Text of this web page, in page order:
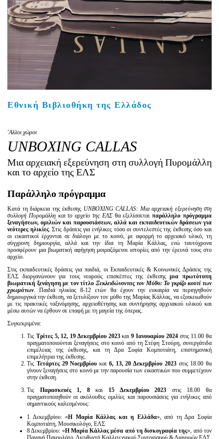
Είσοδος διαχειριστή
Εθνική Βιβλιοθήκη της Ελλάδος
'Aλλοι χώροι
UNBOXING CALLAS
Μια αρχειακή εξερεύνηση στη συλλογή Πυρομάλλη
και το αρχείο της ΕΛΣ
Παράλληλο πρόγραμμα
Κατά τη διάρκεια της έκθεσης UNBOXING CALLAS: Μια αρχειακή εξερεύνηση στη
συλλογή Πυρομάλλη και το αρχείο της ΕΛΣθα εξελίσσεταιπαράλληλο πρόγραμμα
ξεναγήσεων, ομιλιών και παρουσιάσεων, αλλά και εκπαιδευτικών δράσεων για
νεότερες ηλικίες. Στις δράσεις για ενήλικες τόσο οι συντελεστές της έκθεσης όσο και
οι εικαστικοί έρχονται σε διάλογο με το κοινό, με αφορμή το αρχειακό υλικό, τη
σύγχρονη δημιουργία, αλλά και την ίδια τη Μαρία Κάλλας, ενώ ταυτόχρονα
προσφέρουν μια βιωματική αφήγηση μοιραζόμενοι ιστορίες από την έρευνά τους στο
αρχείο.
Στις εκπαιδευτικές δράσεις για παιδιά, οι Εκπαιδευτικές & Κοινωνικές Δράσεις της
ΕΛΣ διοργανώνουν για τους νεαρούς επισκέπτες της έκθεσηςμια πρωτότυπη
βιωματική ξενάγηση με τον τίτλο Ξεκλειδώνοντας τον Μύθο: Το γκρίζο κουτί των
χρωμάτων. Παιδιά ηλικίας 8-12 ετών θα έχουν την ευκαιρία να περιηγηθούν
δημιουργικά την έκθεση, να ξετυλίξουν τον μύθο της Μαρίας Κάλλας, να εξοικειωθούν
με τις πρακτικές ταξινόμησης, αρχειοθέτησης και συντήρησης αρχειακού υλικού και
μέσω αυτών να έρθουν σε επαφή με τη μαγεία της όπερας.
Συγκεκριμένα:
Τις Τρίτες 5, 12, 19 Δεκεμβρίου 2023και9 Ιανουαρίου 2024στις 11.00 θα
πραγματοποιούνται ξεναγήσεις στο κοινό από τη Στέφη Στούρη, συνεργάτιδα
επιμέλειας της έκθεσης, και τη Δρα Σοφία Κομποτιάτη, επιστημονική
επιμελήτρια της έκθεσης.
Τις Τετάρτες 29 Νοεμβρίου και 6, 13, 20 Δεκεμβρίου 2023στις 18.00 θα
γίνουν ξεναγήσεις στο κοινό με την παρουσία των εικαστικών που συμμετέχουν
στην έκθεση.
Τις Παρασκευές 1, 8και 15 Δεκεμβρίου 2023 στις 18.00 θα
πραγματοποιηθούν οι ακόλουθες ομιλίες και παρουσιάσεις για ενήλικες από
σημαντικούς καλεσμένους:
1 Δεκεμβρίου: «Η Μαρία Κάλλας και η Ελλάδα», από τη Δρα Σοφία
Κομποτιάτη, Μουσικολόγο, ΕΛΣ
8 Δεκεμβρίου: «Η Μαρία Κάλλας μέσα από τη δισκογραφία της», από τον
Παναγή Παγουλάτο, Διευθυντή Καλλιτεχνικού Συντονισμού & Διανομών ΕΛΣ